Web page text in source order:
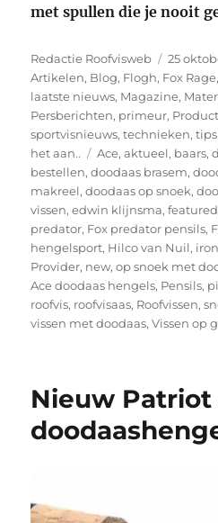
met spullen die je nooit
Auteur
Redactie Roofvisweb
op
25
Artikelen, Blog, Flogh, Fox Rage,
laatste nieuws, Magazine,
Persberichten, primeur,
sportvisnieuws,technieken,
het aan..
Tags
Ace,aktueel, baars,
bestellen,doodaas brasem,
makreel,doodaas op snoek,
vissen,edwin klijnsma,featured
predator, Fox predator pensils,
hengelsport, Hilco van Nuil,
Provider, new,op snoek met
Ace doodaas hengels, Pensils,
roofvis, roofvisaas, Roofvissen,
vissen met doodaas,Vissen op
Nieuw Patriot